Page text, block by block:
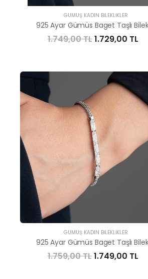
GÜMÜŞ KADIN BILEKLIKLER
925 Ayar Gümüs Baget Taşlı
1.749,00 TL1.729,00 TL
GÜMÜŞ KADIN BILEKLIKLER
925 Ayar Gümüs Baget Taşlı
1.759,00 TL1.749,00 TL